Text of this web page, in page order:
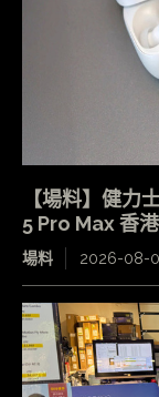
【場料】健力
5 Pro Max 香
場料 2026-08-